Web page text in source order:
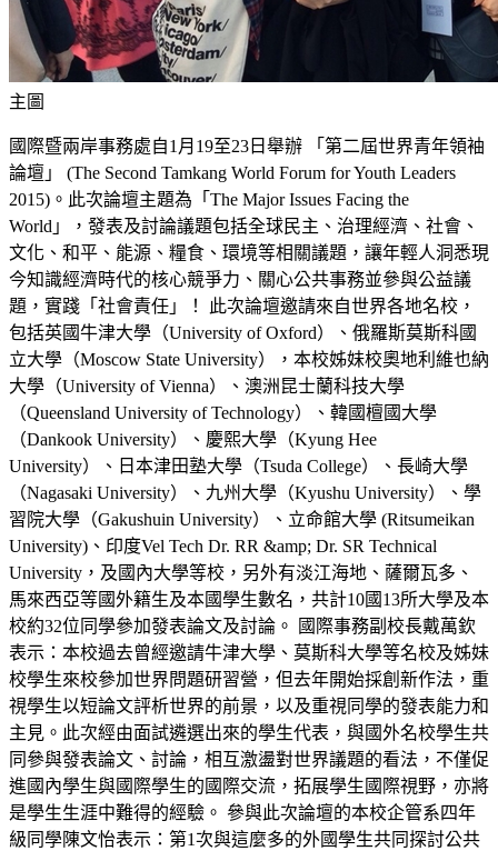
主圖
國際暨兩岸事務處自1月19至23日舉辦 「第二屆世界青年領袖
論壇」 (The Second Tamkang World Forum for Youth Leaders
2015)。此次論壇主題為「The Major Issues Facing the
World」，發表及討論議題包括全球民主、治理經濟、社會、
文化、和平、能源、糧食、環境等相關議題，讓年輕人洞悉現
今知識經濟時代的核心競爭力、關心公共事務並參與公益議
題，實踐「社會責任」！ 此次論壇邀請來自世界各地名校，
包括英國牛津大學（University of Oxford）、俄羅斯莫斯科國
立大學（Moscow State University），本校姊妹校奧地利維也納
大學（University of Vienna）、澳洲昆士蘭科技大學
（Queensland University of Technology）、韓國檀國大學
（Dankook University）、慶熙大學（Kyung Hee
University）、日本津田塾大學（Tsuda College）、長崎大學
（Nagasaki University）、九州大學（Kyushu University）、學
習院大學（Gakushuin University）、立命館大學 (Ritsumeikan
University)、印度Vel Tech Dr. RR &amp; Dr. SR Technical
University，及國內大學等校，另外有淡江海地、薩爾瓦多、
馬來西亞等國外籍生及本國學生數名，共計10國13所大學及本
校約32位同學參加發表論文及討論。 國際事務副校長戴萬欽
表示：本校過去曾經邀請牛津大學、莫斯科大學等名校及姊妹
校學生來校參加世界問題研習營，但去年開始採創新作法，重
視學生以短論文評析世界的前景，以及重視同學的發表能力和
主見。此次經由面試遴選出來的學生代表，與國外名校學生共
同參與發表論文、討論，相互激盪對世界議題的看法，不僅促
進國內學生與國際學生的國際交流，拓展學生國際視野，亦將
是學生生涯中難得的經驗。 參與此次論壇的本校企管系四年
級同學陳文怡表示：第1次與這麼多的外國學生共同探討公共